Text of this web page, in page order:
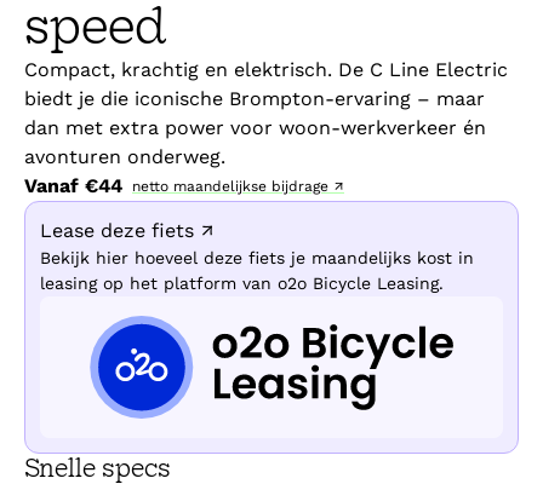
speed
Compact, krachtig en elektrisch. De C Line Electric
biedt je die iconische Brompton-ervaring – maar
dan met extra power voor woon-werkverkeer én
avonturen onderweg.
Vanaf €44 netto maandelijkse bijdrage ↗
Lease deze fiets ↗
Bekijk hier hoeveel deze fiets je maandelijks kost in
leasing op het platform van o2o Bicycle Leasing.
Snelle specs